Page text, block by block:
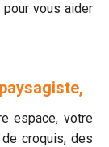
vous aider
espace, votre
croquis, des